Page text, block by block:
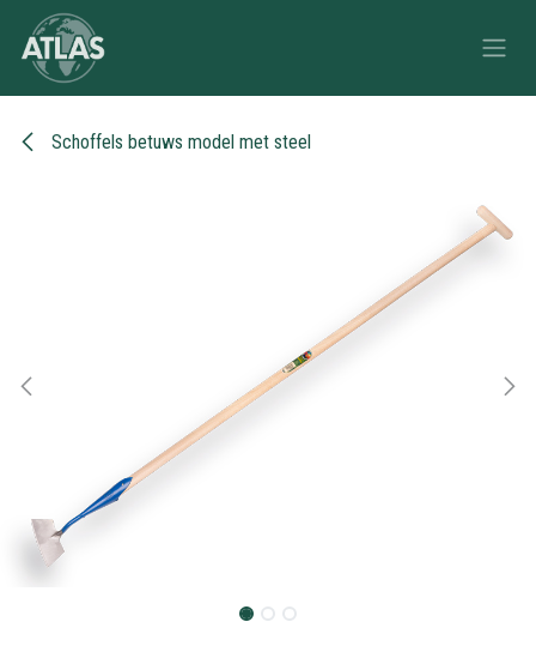
Overslaan naar inhoud
Schoffels betuws model met steel